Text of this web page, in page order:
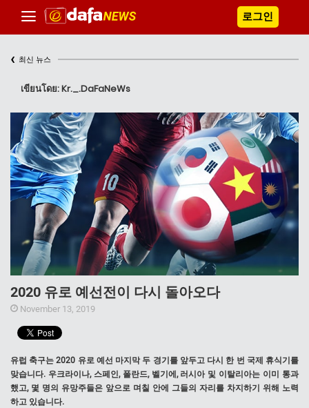
로그인
‹ 최신 뉴스
เขียนโดย: Kr._.DaFaNeWs
2020 유로 예선전이 다시 돌아오다
November 13, 2019
유럽 축구는 2020 유로 예선 마지막 두 경기를 앞두고 다시 한 번 국제 휴식기를
맞습니다. 우크라이나, 스페인, 폴란드, 벨기에, 러시아 및 이탈리아는 이미 통과
했고, 몇 명의 유망주들은 앞으로 며칠 안에 그들의 자리를 차지하기 위해 노력
하고 있습니다.